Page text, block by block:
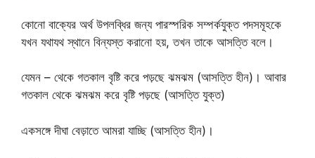
কোনো বাক্যের অর্থ উপলব্ধির জন্য পারস্পরিক সম্পর্কযুক্ত পদসমূহকে
যখন যথাযথ স্থানে বিন্যস্ত করানো হয়, তখন তাকে আসত্তি বলে।
যেমন – থেকে গতকাল বৃষ্টি করে পড়ছে ঝমঝম (আসত্তি হীন)। আবার
গতকাল থেকে ঝমঝম করে বৃষ্টি পড়ছে (আসত্তি যুক্ত)
একসঙ্গে দীঘা বেড়াতে আমরা যাচ্ছি (আসত্তি হীন)।